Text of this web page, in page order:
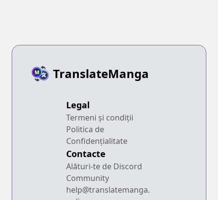
TranslateManga
Legal
Termeni și condiții
Politica de
Confidențialitate
Contacte
Alături-te de Discord
Community
help@translatemanga.